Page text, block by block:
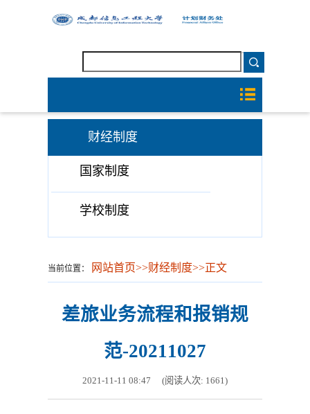
财经制度
国家制度
学校制度
当前位置： 网站首页>>财经制度>>正文
差旅业务流程和报销规
范-20211027
2021-11-11 08:47 (阅读人次: 1661)